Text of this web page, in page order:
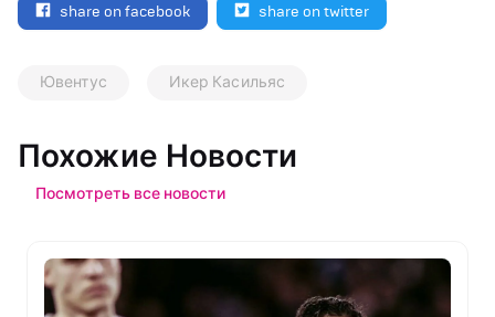
share on facebook share on twitter
Ювентус Икер Касильяс
Похожие Новости
Посмотреть все новости